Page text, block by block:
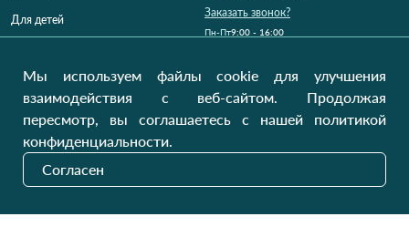
Для детей
Заказать звонок?
Пн-Пт9:00 - 16:00
Україна, Луцьк, 43000
Наши обновления
Отправить
Мы используем файлы cookie для улучшения
взаимодействия с веб-сайтом. Продолжая
пересмотр, вы соглашаетесь с нашей политикой
конфиденциальности.
Согласен